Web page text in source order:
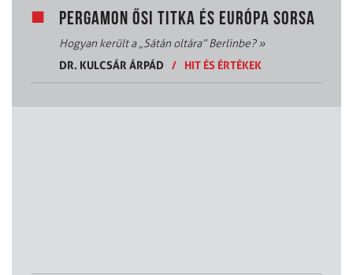
PERGAMON ŐSI TITKA ÉS EURÓPA SORSA
Hogyan került a „Sátán oltára” Berlinbe?»
DR. KULCSÁR ÁRPÁD
/ HIT ÉS ÉRTÉKEK